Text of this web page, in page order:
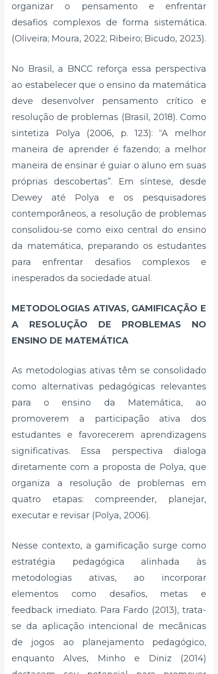
organizar o pensamento e enfrentar
desafios complexos de forma sistemática.
(Oliveira; Moura, 2022; Ribeiro; Bicudo, 2023).
No Brasil, a BNCC reforça essa perspectiva
ao estabelecer que o ensino da matemática
deve desenvolver pensamento crítico e
resolução de problemas (Brasil, 2018). Como
sintetiza Polya (2006, p. 123): “A melhor
maneira de aprender é fazendo; a melhor
maneira de ensinar é guiar o aluno em suas
próprias descobertas”. Em síntese, desde
Dewey até Polya e os pesquisadores
contemporâneos, a resolução de problemas
consolidou-se como eixo central do ensino
da matemática, preparando os estudantes
para enfrentar desafios complexos e
inesperados da sociedade atual.
METODOLOGIAS ATIVAS, GAMIFICAÇÃO E
A RESOLUÇÃO DE PROBLEMAS NO
ENSINO DE MATEMÁTICA
As metodologias ativas têm se consolidado
como alternativas pedagógicas relevantes
para o ensino da Matemática, ao
promoverem a participação ativa dos
estudantes e favorecerem aprendizagens
significativas. Essa perspectiva dialoga
diretamente com a proposta de Polya, que
organiza a resolução de problemas em
quatro etapas: compreender, planejar,
executar e revisar (Polya, 2006).
Nesse contexto, a gamificação surge como
estratégia pedagógica alinhada às
metodologias ativas, ao incorporar
elementos como desafios, metas e
feedback imediato. Para Fardo (2013), trata-
se da aplicação intencional de mecânicas
de jogos ao planejamento pedagógico,
enquanto Alves, Minho e Diniz (2014)